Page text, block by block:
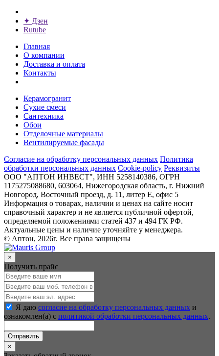
✦ Дзен
Rutube
Главная
О компании
Доставка и оплата
Контакты
Керамогранит
Сухие смеси
Сантехника
Обои
Отделочные материалы
Вентилируемые фасады
Согласие на обработку персональных данных Политика
обработки персональных данных Cookie-policy Реквизиты
ООО "АПТОН ИНВЕСТ", ИНН 5258140386, ОГРН
1175275088680, 603064, Нижегородская область, г. Нижний
Новгород, Восточный проезд, д. 11, литер Е, офис 5
Информация о товарах, наличии и ценах на сайте носит
справочный характер и не является публичной офертой,
определяемой положениями статей 437 и 494 ГК РФ.
Актуальные цены и наличие уточняйте у менеджера.
© Аптон, 2026г. Все права защищены
×
Получить прайс
Я даю согласие на обработку персональных данных и
ознакомлен(а) с политикой обработки персональных данных.
Отправить
×